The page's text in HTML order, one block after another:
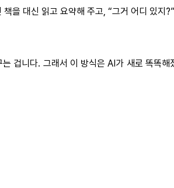
을 대신 읽고 요약해 주고, “그거 어디 있지
겁니다. 그래서 이 방식은 AI가 새로 똑똑